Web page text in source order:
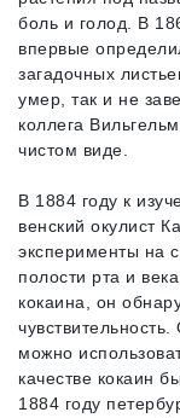
боль и голод. В
впервые
загадочных
умер, так и не
коллега
чистом виде.
В 1884 году к
венский окулист
эксперименты на
полости рта и
кокаина, он
можно
качестве кокаин
1884 году